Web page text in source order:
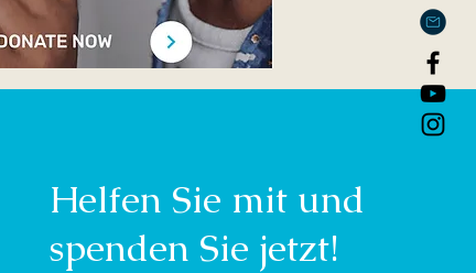
Helfen Sie mit und
spenden Sie jetzt!